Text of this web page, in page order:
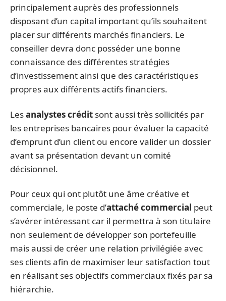
principalement auprès des professionnels
disposant d’un capital important qu’ils souhaitent
placer sur différents marchés financiers. Le
conseiller devra donc posséder une bonne
connaissance des différentes stratégies
d’investissement ainsi que des caractéristiques
propres aux différents actifs financiers.
Lesanalystes crédit sont aussi très sollicités par
les entreprises bancaires pour évaluer la capacité
d’emprunt d’un client ou encore valider un dossier
avant sa présentation devant un comité
décisionnel.
Pour ceux qui ont plutôt une âme créative et
commerciale, le poste d’attaché commercial peut
s’avérer intéressant car il permettra à son titulaire
non seulement de développer son portefeuille
mais aussi de créer une relation privilégiée avec
ses clients afin de maximiser leur satisfaction tout
en réalisant ses objectifs commerciaux fixés par sa
hiérarchie.